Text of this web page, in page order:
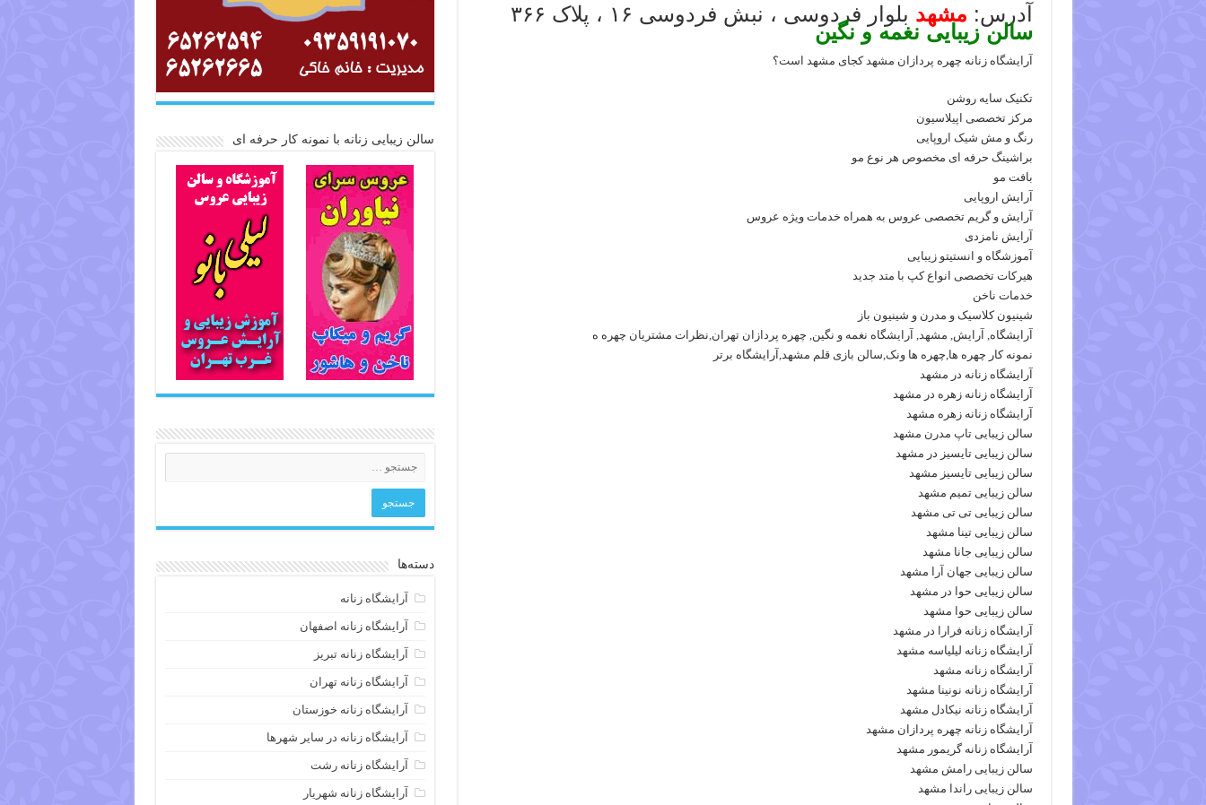
آدرس: مشهد بلوار فردوسی ، نبش فردوسی ۱۶ ، پلاک ۳۶۶
سالنزیبایی نغمه و نگین
آرایشگاه زنانه چهره پردازان مشهد کجای مشهد است؟
تکنیک سایه روشن
مرکز تخصصی اپیلاسیون
رنگ و مش شیک اروپایی
براشینگ حرفه ای مخصوص هر نوع مو
بافت مو
آرایش اروپایی
آرایش و گریم تخصصی عروس به همراه خدمات ویژه عروس
آرایش نامزدی
آموزشگاه و انستیتو زیبایی
هیرکات تخصصی انواع کپ با متد جدید
خدمات ناخن
شینیون کلاسیک و مدرن و شینیون باز
آرایشگاه, آرایش, مشهد, آرایشگاه نغمه و نگین, چهره پردازان تهران,نظرات مشتریان چهره ه
نمونه کار چهره ها,چهره ها ونک,سالن بازی قلم مشهد,آرایشگاه برتر
آرایشگاه زنانه در مشهد
آرایشگاه زنانه زهره در مشهد
آرایشگاه زنانه زهره مشهد
سالن زیبایی تاپ مدرن مشهد
سالن زیبایی تایسیز در مشهد
سالن زیبایی تایسیز مشهد
سالن زیبایی تمیم مشهد
سالن زیبایی تی تی مشهد
سالن زیبایی تینا مشهد
سالن زیبایی جانا مشهد
سالن زیبایی جهان آرا مشهد
سالن زیبایی حوا در مشهد
سالن زیبایی حوا مشهد
آرایشگاه زنانه فرارا در مشهد
آرایشگاه زنانه لیلیاسه مشهد
آرایشگاه زنانه مشهد
آرایشگاه زنانه نونینا مشهد
آرایشگاه زنانه نیکادل مشهد
آرایشگاه زنانه چهره پردازان مشهد
آرایشگاه زنانه گریمور مشهد
سالن زیبایی رامش مشهد
سالن زیبایی راندا مشهد
سالن زیبایی زنانه با نمونه کار حرفه ای
دسته‌ها
آرایشگاه زنانه
آرایشگاه زنانه اصفهان
آرایشگاه زنانه تبریز
آرایشگاه زنانه تهران
آرایشگاه زنانه خوزستان
آرایشگاه زنانه در سایر شهرها
آرایشگاه زنانه رشت
آرایشگاه زنانه شهریار